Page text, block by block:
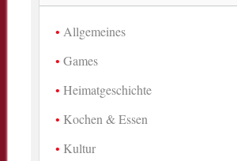
Allgemeines
Games
Heimatgeschichte
Kochen & Essen
Kultur